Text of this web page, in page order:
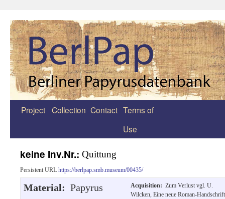
Zum
Project Collection Contact Terms of
Use
keine Inv.Nr.: Quittung
Persistent URL https://berlpap.smb.museum/00435/
Material: Papyrus Acquisition: Zum Verlust vgl. U.
Wilcken, Eine neue Roman-